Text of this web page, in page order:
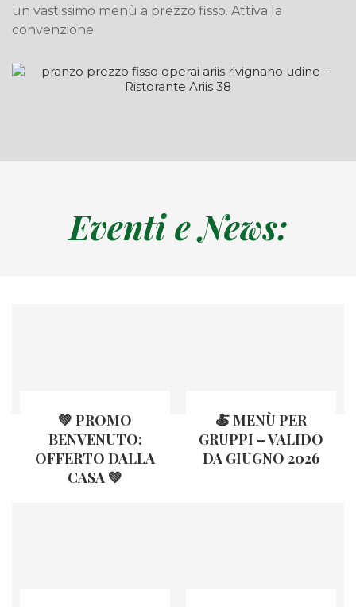
un vastissimo menù a prezzo fisso. Attiva la
convenzione.
Eventi e News:
💚 PROMO
BENVENUTO:
OFFERTO DALLA
CASA 💚
🍝 MENÙ PER
GRUPPI – VALIDO
DA GIUGNO 2026